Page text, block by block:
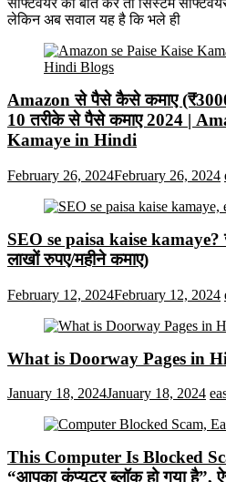
सॉफ्टवेयर की बात करें तो सिस्टम
लेकिन अब सवाल यह है कि भले ही
Amazon से पैसे कैसे कमाए
10 तरीके से पैसे कमाए 2024 |
Kamaye in Hindi
February 26, 2024February 26, 2024
SEO se paisa kaise
लाखों रुपए/महीने कमाए)
February 12, 2024February 12, 2024
What is Doorway Pages in
January 18, 2024January 18, 2024
This Computer Is Blocked
“आपका कंप्यूटर ब्लॉक हो गया